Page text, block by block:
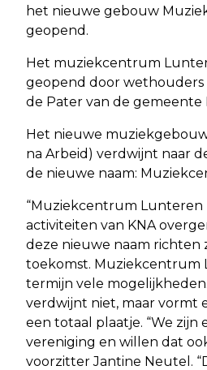
het nieuwe gebouw
geopend.
Het muziekcentrum
geopend door wethouders
de Pater van de gemeente
Het nieuwe
na Arbeid) verdwijnt naar
de nieuwe naam:
“Muziekcentrum Lunteren
activiteiten van KNA
deze nieuwe naam richten
toekomst. Muziekcentrum
termijn vele
verdwijnt niet, maar vormt
een totaal plaatje. “We zijn
vereniging en willen dat
voorzitter Jantine Neutel.